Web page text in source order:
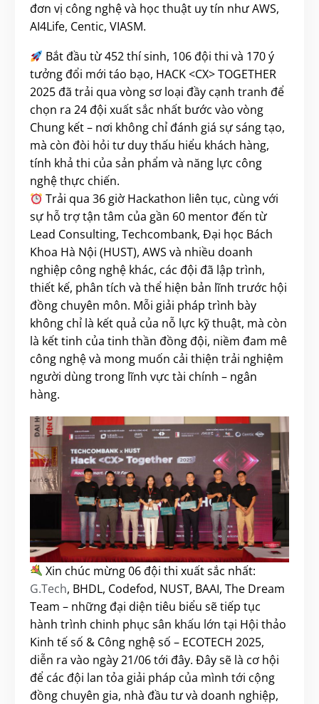
đơn vị công nghệ và học thuật uy tín như AWS,
AI4Life, Centic, VIASM.
Bắt đầu từ 452 thí sinh, 106 đội thi và 170 ý
tưởng đổi mới táo bạo, HACK <CX> TOGETHER
2025 đã trải qua vòng sơ loại đầy cạnh tranh để
chọn ra 24 đội xuất sắc nhất bước vào vòng
Chung kết – nơi không chỉ đánh giá sự sáng tạo,
mà còn đòi hỏi tư duy thấu hiểu khách hàng,
tính khả thi của sản phẩm và năng lực công
nghệ thực chiến.
Trải qua 36 giờ Hackathon liên tục, cùng với
sự hỗ trợ tận tâm của gần 60 mentor đến từ
Lead Consulting, Techcombank, Đại học Bách
Khoa Hà Nội (HUST), AWS và nhiều doanh
nghiệp công nghệ khác, các đội đã lập trình,
thiết kế, phân tích và thể hiện bản lĩnh trước hội
đồng chuyên môn. Mỗi giải pháp trình bày
không chỉ là kết quả của nỗ lực kỹ thuật, mà còn
là kết tinh của tinh thần đồng đội, niềm đam mê
công nghệ và mong muốn cải thiện trải nghiệm
người dùng trong lĩnh vực tài chính – ngân
hàng.
Xin chúc mừng 06 đội thi xuất sắc nhất:
G.Tech, BHDL, Codefod, NUST, BAAI, The Dream
Team – những đại diện tiêu biểu sẽ tiếp tục
hành trình chinh phục sân khấu lớn tại Hội thảo
Kinh tế số & Công nghệ số – ECOTECH 2025,
diễn ra vào ngày 21/06 tới đây. Đây sẽ là cơ hội
để các đội lan tỏa giải pháp của mình tới cộng
đồng chuyên gia, nhà đầu tư và doanh nghiệp,